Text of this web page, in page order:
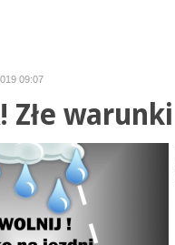
09:07
Złe